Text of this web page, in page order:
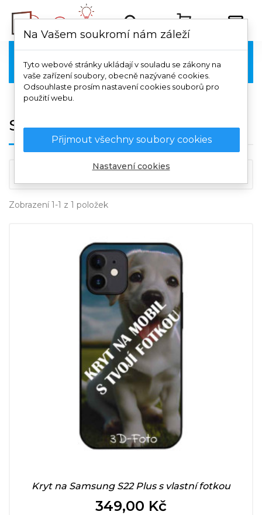
Samsung 
Samsung Galaxy S22 Plus
Zobrazení 1-1 z 1 položek
Kryt na Samsung S22 Plus s vlastní fotkou
Cena
349,00 Kč
Na Vašem soukromí nám záleží
Tyto webové stránky ukládají v souladu se zákony na
vaše zařízení soubory, obecně nazývané cookies.
Odsouhlaste prosím nastavení cookies souborů pro
použití webu.
Přijmout všechny soubory cookies
Nastavení cookies